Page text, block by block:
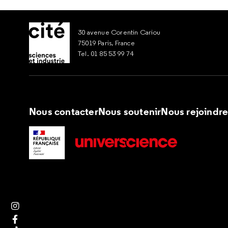
Suivez nous sur Instagram
Suivez nous sur Facebook
30 avenue Corentin Cariou
75019 Paris, France
Tel. 01 85 53 99 74
Nous contacterNous soutenirNous rejoindre